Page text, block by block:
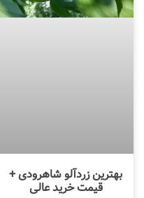
بهترین زردآلو شاهرودی +
قیمت خرید عالی